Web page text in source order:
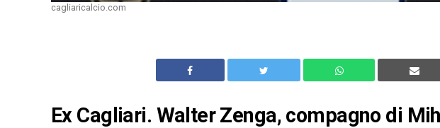
cagliaricalcio.com
Ex Cagliari. Walter Zenga, compagno di